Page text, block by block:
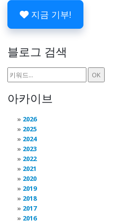
지금 기부!
블로그 검색
아카이브
2026
2025
2024
2023
2022
2021
2020
2019
2018
2017
2016